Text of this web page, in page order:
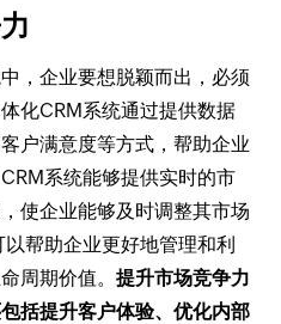
，企业要想脱颖而出，必须
化CRM系统通过提供数据
户满意度等方式，帮助企业
系统能够提供实时的市
使企业能够及时调整其市场
帮助企业更好地管理和利
周期价值。提升市场竞争力
括提升客户体验、优化内部